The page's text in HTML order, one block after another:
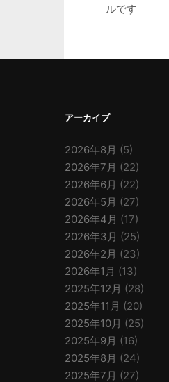
ルです
アーカイブ
2026年8月 (5)
2026年7月 (22)
2026年6月 (22)
2026年5月 (27)
2026年4月 (17)
2026年3月 (25)
2026年2月 (23)
2026年1月 (13)
2025年12月 (28)
2025年11月 (20)
2025年10月 (25)
2025年9月 (16)
2025年8月 (24)
2025年7月 (27)